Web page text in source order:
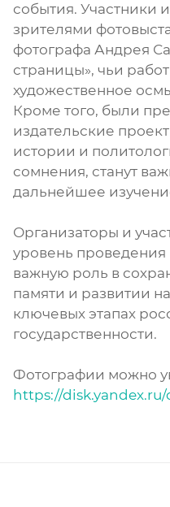
события. Участники
зрителями
фотографа Андрея
страницы», чьи
художественное
Кроме того, были
издательские
истории и
сомнения, станут
дальнейшее
Организаторы и
уровень
важную роль в
памяти и развитии
ключевых этапах
государственности.
Фотографии можно
https://